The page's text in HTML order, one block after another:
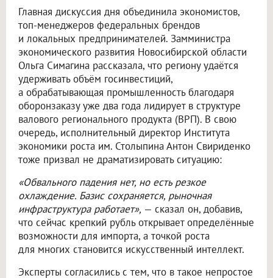
Главная дискуссия дня объединила экономистов,
топ-менеджеров федеральных брендов
и локальных предпринимателей. Замминистра
экономического развития Новосибирской области
Ольга Симагина рассказала, что региону удаётся
удерживать объём госинвестиций,
а обрабатывающая промышленность благодаря
оборонзаказу уже два года лидирует в структуре
валового регионального продукта (ВРП). В свою
очередь, исполнительный директор Института
экономики роста им. Столыпина Антон Свириденко
тоже призвал не драматизировать ситуацию:
«Обвального падения нет, но есть резкое
охлаждение. Базис сохраняется, рыночная
инфраструктура работает», — сказал он, добавив,
что сейчас крепкий рубль открывает определённые
возможности для импорта, а точкой роста
для многих становится искусственный интеллект.
Эксперты согласились с тем, что в такое непростое